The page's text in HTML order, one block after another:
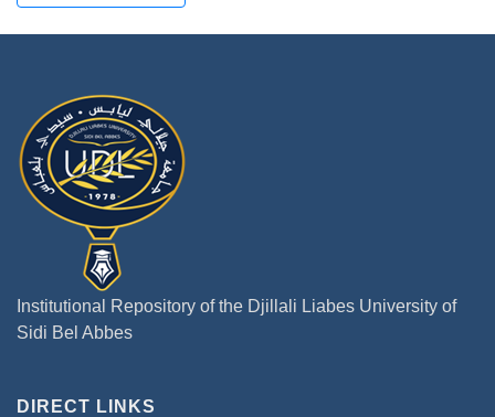
Institutional Repository of the Djillali Liabes University of
Sidi Bel Abbes
DIRECT LINKS